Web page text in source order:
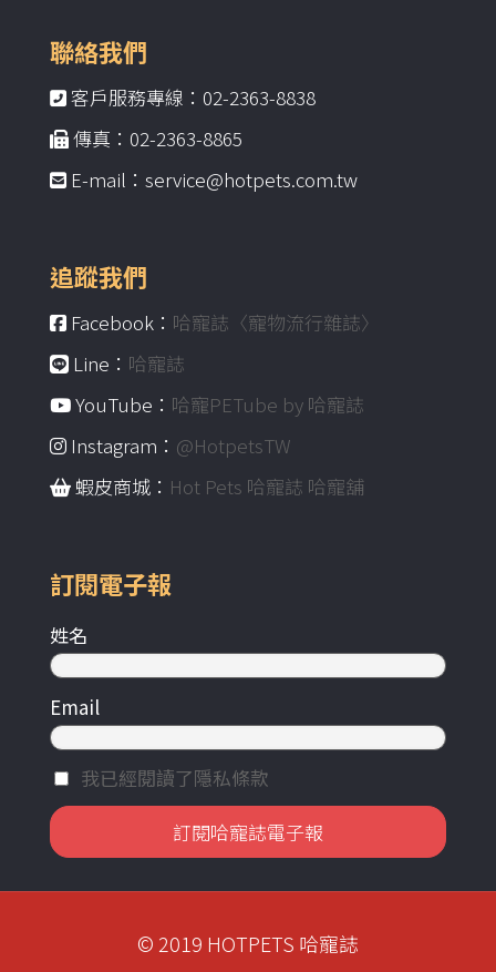
聯絡我們
客戶服務專線：02-2363-8838
傳真：02-2363-8865
E-mail：service@hotpets.com.tw
追蹤我們
Facebook： 哈寵誌〈寵物流行雜誌〉
Line： 哈寵誌
YouTube： 哈寵PETube by 哈寵誌
Instagram： @HotpetsTW
蝦皮商城： Hot Pets 哈寵誌 哈寵舖
訂閱電子報
姓名
Email
我已經閱讀了隱私條款
© 2019 HOTPETS 哈寵誌